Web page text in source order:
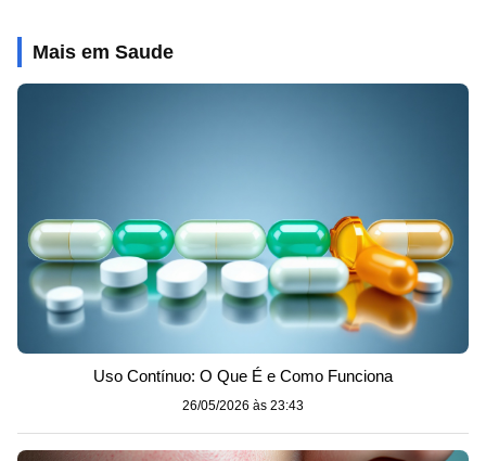
Mais em Saude
Uso Contínuo: O Que É e Como Funciona
26/05/2026 às 23:43